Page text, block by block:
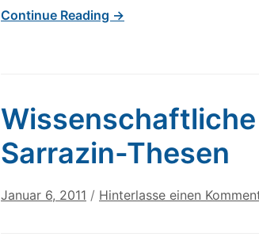
Continue Reading →
Sarrazin-Thesen
Januar 6, 2011 / Hinterlasse einen